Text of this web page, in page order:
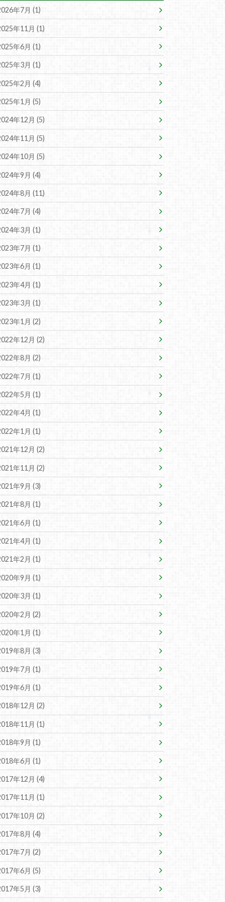
年7月 (1)
年11月 (1)
年6月 (1)
年3月 (1)
年2月 (4)
年1月 (5)
年12月 (5)
年11月 (5)
年10月 (5)
年9月 (4)
年8月 (11)
年7月 (4)
年3月 (1)
年7月 (1)
年6月 (1)
年4月 (1)
年3月 (1)
年1月 (2)
年12月 (2)
年8月 (2)
年7月 (1)
年5月 (1)
年4月 (1)
年1月 (1)
年12月 (2)
年11月 (2)
年9月 (3)
年8月 (1)
年6月 (1)
年4月 (1)
年2月 (1)
年9月 (1)
年3月 (1)
年2月 (2)
年1月 (1)
年8月 (3)
年7月 (1)
年6月 (1)
年12月 (2)
年11月 (1)
年9月 (1)
年6月 (1)
年12月 (4)
年11月 (1)
年10月 (2)
年8月 (4)
年7月 (2)
年6月 (5)
年5月 (3)